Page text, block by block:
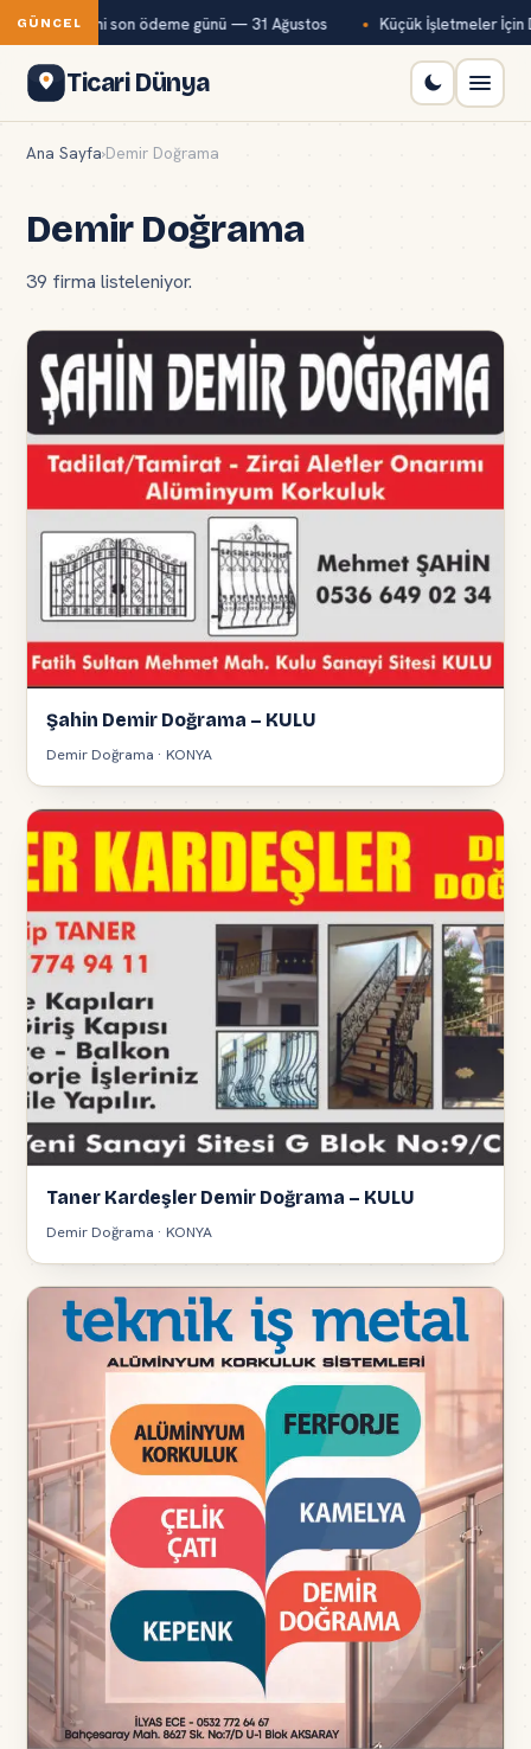
GÜNCEL
primi son ödeme günü — 31 Ağustos Küçük İşletmeler İçin Dijital
Ticari Dünya
Ana Sayfa›Demir Doğrama
Demir Doğrama
39 firma listeleniyor.
Şahin Demir Doğrama – KULU
Demir Doğrama · KONYA
Taner Kardeşler Demir Doğrama – KULU
Demir Doğrama · KONYA